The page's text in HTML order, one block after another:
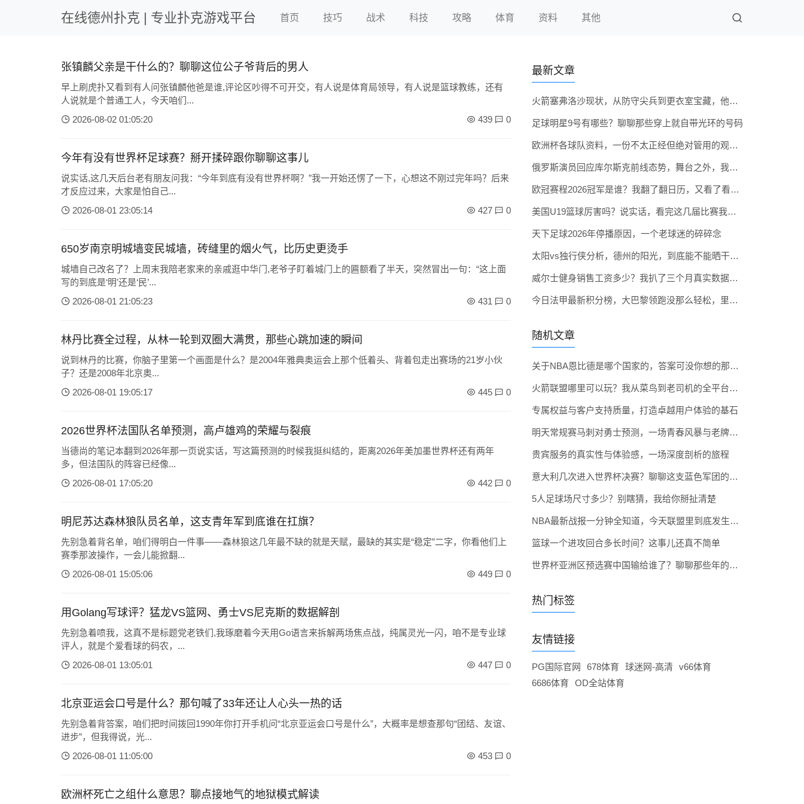
在线德州扑克 | 专业扑克游戏平台 首页 技巧 战术 科技 攻略 体育 资料 其他
张镇麟父亲是干什么的？聊聊这位公子爷背后的男人
早上刷虎扑又看到有人问张镇麟他爸是谁,评论区吵得不可开交，有人说是体育局领导，有人说是篮球教练，还有
人说就是个普通工人，今天咱们...
2026-08-02 01:05:20
439 0
今年有没有世界杯足球赛？掰开揉碎跟你聊聊这事儿
说实话,这几天后台老有朋友问我：“今年到底有没有世界杯啊？”我一开始还愣了一下，心想这不刚过完年吗？后来
才反应过来，大家是怕自己...
2026-08-01 23:05:14
427 0
650岁南京明城墙变民城墙，砖缝里的烟火气，比历史更烫手
城墙自己改名了？上周末我陪老家来的亲戚逛中华门,老爷子盯着城门上的匾额看了半天，突然冒出一句：“这上面
写的到底是‘明’还是‘民’...
2026-08-01 21:05:23
431 0
林丹比赛全过程，从林一轮到双圈大满贯，那些心跳加速的瞬间
说到林丹的比赛，你脑子里第一个画面是什么？是2004年雅典奥运会上那个低着头、背着包走出赛场的21岁小伙
子？还是2008年北京奥...
2026-08-01 19:05:17
445 0
2026世界杯法国队名单预测，高卢雄鸡的荣耀与裂痕
当德尚的笔记本翻到2026年那一页说实话，写这篇预测的时候我挺纠结的，距离2026年美加墨世界杯还有两年
多，但法国队的阵容已经像...
2026-08-01 17:05:20
442 0
明尼苏达森林狼队员名单，这支青年军到底谁在扛旗？
先别急着背名单，咱们得明白一件事——森林狼这几年最不缺的就是天赋，最缺的其实是“稳定”二字，你看他们上
赛季那波操作，一会儿能掀翻...
2026-08-01 15:05:06
449 0
用Golang写球评？猛龙VS篮网、勇士VS尼克斯的数据解剖
先别急着喷我，这真不是标题党老铁们,我琢磨着今天用Go语言来拆解两场焦点战，纯属灵光一闪，咱不是专业球
评人，就是个爱看球的码农，...
2026-08-01 13:05:01
447 0
北京亚运会口号是什么？那句喊了33年还让人心头一热的话
先别急着背答案，咱们把时间拨回1990年你打开手机问“北京亚运会口号是什么”，大概率是想查那句“团结、友谊、
进步”，但我得说，光...
2026-08-01 11:05:00
453 0
欧洲杯死亡之组什么意思？聊点接地气的地狱模式解读
最新文章
火箭塞弗洛沙现状，从防守尖兵到更衣室宝藏，他到底还行不行？
足球明星9号有哪些？聊聊那些穿上就自带光环的号码
欧洲杯各球队资料，一份不太正经但绝对管用的观赛指南
俄罗斯演员回应库尔斯克前线态势，舞台之外，我们也是俄罗斯人
欧冠赛程2026冠军是谁？我翻了翻日历，又看了看各队阵容，跟你聊点实在的
美国U19篮球厉害吗？说实话，看完这几届比赛我有点改观了
天下足球2026年停播原因，一个老球迷的碎碎念
太阳vs独行侠分析，德州的阳光，到底能不能晒干达拉斯的牛仔？
威尔士健身销售工资多少？我扒了三个月真实数据，跟你聊点大实话
今日法甲最新积分榜，大巴黎领跑没那么轻松，里尔黑马姿态挺带感
随机文章
关于NBA恩比德是哪个国家的，答案可没你想的那么简单
火箭联盟哪里可以玩？我从菜鸟到老司机的全平台实测指南
专属权益与客户支持质量，打造卓越用户体验的基石
明天常规赛马刺对勇士预测，一场青春风暴与老牌劲旅的碰撞
贵宾服务的真实性与体验感，一场深度剖析的旅程
意大利几次进入世界杯决赛？聊聊这支蓝色军团的决赛记忆
5人足球场尺寸多少？别瞎猜，我给你掰扯清楚
NBA最新战报一分钟全知道，今天联盟里到底发生了什么？
篮球一个进攻回合多长时间？这事儿还真不简单
世界杯亚洲区预选赛中国输给谁了？聊聊那些年的心碎时刻
热门标签
友情链接
PG国际官网 678体育 球迷网-高清
v66体育
6686体育
OD全站体育